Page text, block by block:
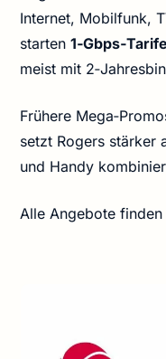
Internet, Mobilfunk,
starten
meist mit
Frühere
setzt Rogers stärker
und Handy
Alle Angebote